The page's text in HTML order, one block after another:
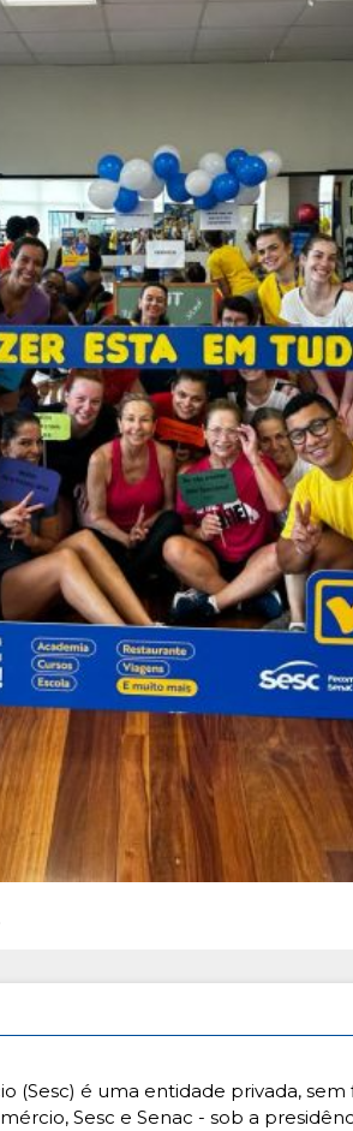
(Sesc) é uma entidade privada, sem
Sesc e Senac - sob a